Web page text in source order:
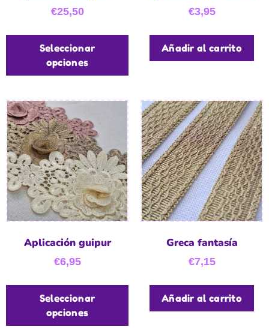
€25,50
Seleccionar
opciones
€3,95
Añadir al carrito
Aplicación guipur
€6,95
Seleccionar
opciones
Greca fantasía
€7,15
Añadir al carrito